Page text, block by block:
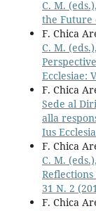
C. M.
the Future
F. Chica
C. M.
Ecclesiae:
F. Chica
Sede al
alla
Ius
F. Chica
C. M.
31 N. 2
F. Chica